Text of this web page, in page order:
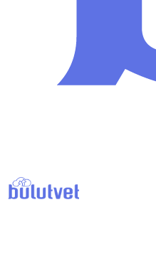
Veteriner Fiyat Analiz Aracı